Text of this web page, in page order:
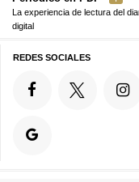
La experiencia de lectura del
digital
REDES SOCIALES